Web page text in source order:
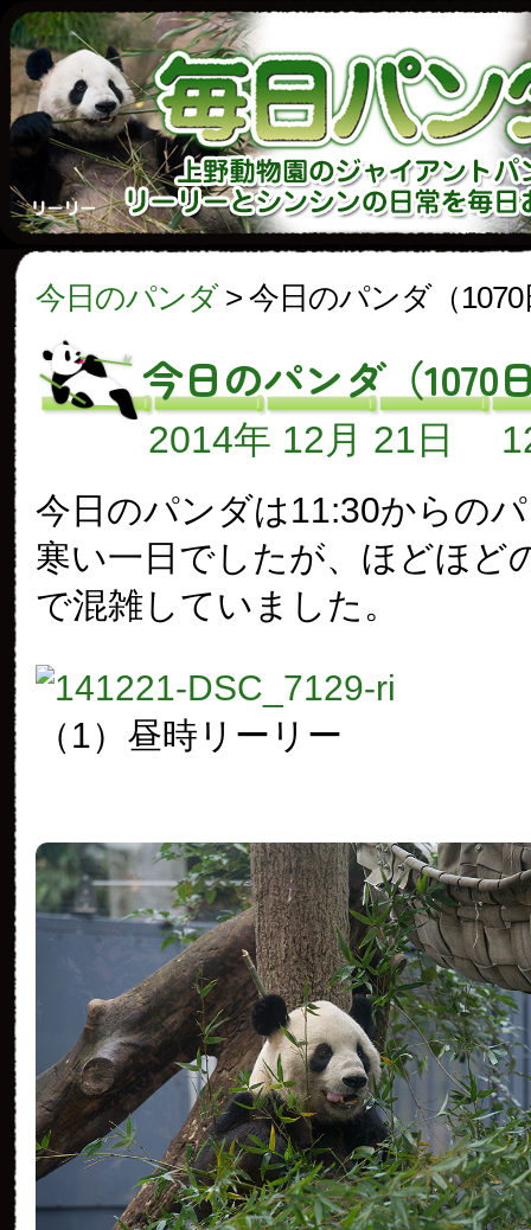
今日のパンダ> 今日のパンダ（1070
今日のパンダ（1070
2014年 12月 21日
今日のパンダは11:30からの
寒い一日でしたが、ほどほど
で混雑していました。
（1）昼時リーリー